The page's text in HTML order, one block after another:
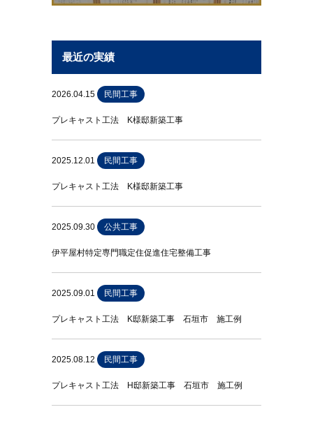
最近の実績
2026.04.15 民間工事
プレキャスト工法 K様邸新築工事
2025.12.01 民間工事
プレキャスト工法 K様邸新築工事
2025.09.30 公共工事
伊平屋村特定専門職定住促進住宅整備工事
2025.09.01 民間工事
プレキャスト工法 K邸新築工事 石垣市 施工例
2025.08.12 民間工事
プレキャスト工法 H邸新築工事 石垣市 施工例